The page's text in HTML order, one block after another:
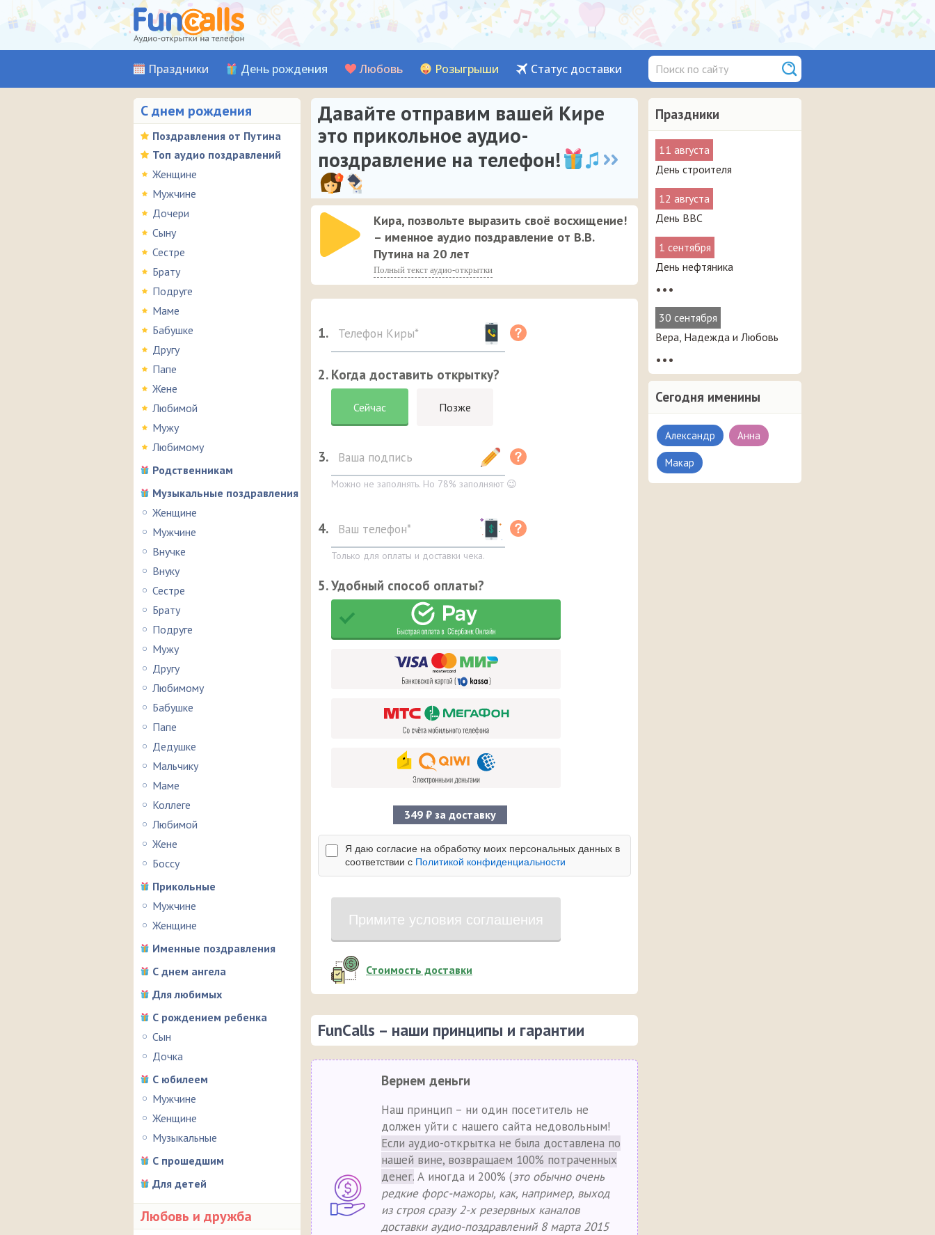
Праздники День рождения Любовь Розыгрыши Статус доставки
С днем рождения
Поздравления от Путина
Топ аудио поздравлений
Женщине
Мужчине
Дочери
Сыну
Сестре
Брату
Подруге
Маме
Бабушке
Другу
Папе
Жене
Любимой
Мужу
Любимому
Родственникам
Музыкальные поздравления
Женщине
Мужчине
Внучке
Внуку
Сестре
Брату
Подруге
Мужу
Другу
Любимому
Бабушке
Папе
Дедушке
Мальчику
Маме
Коллеге
Любимой
Жене
Боссу
Прикольные
Мужчине
Женщине
Именные поздравления
С днем ангела
Для любимых
С рождением ребенка
Сын
Дочка
С юбилеем
Мужчине
Женщине
Музыкальные
С прошедшим
Для детей
Любовь и дружба
Праздники
11 августа
День строителя
12 августа
День ВВС
1 сентября
День нефтяника
•••
30 сентября
Вера, Надежда и Любовь
•••
Сегодня именины
Александр Анна
Макар
Давайте отправим вашей Кире
это прикольное аудио-
поздравление на телефон!
Кира, позвольте выразить своё восхищение!
– именное аудио поздравление от В.В.
Путина на 20 лет
Полный текст аудио-открытки
1.
2. Когда доставить открытку?
Сейчас Позже
3.
Можно не заполнять. Но 78% заполняют 😉
4.
Только для оплаты и доставки чека.
5. Удобный способ оплаты?
349 ₽ за доставку
Я даю согласие на обработку моих персональных данных в
соответствии с Политикой конфиденциальности
Примите условия соглашения
Стоимость доставки
FunCalls – наши принципы и гарантии
Вернем деньги
Наш принцип – ни один посетитель не
должен уйти с нашего сайта недовольным!
Если аудио-открытка не была доставлена по
нашей вине, возвращаем 100% потраченных
денег. А иногда и 200% (это обычно очень
редкие форс-мажоры, как, например, выход
из строя сразу 2-х резервных каналов
доставки аудио-поздравлений 8 марта 2015